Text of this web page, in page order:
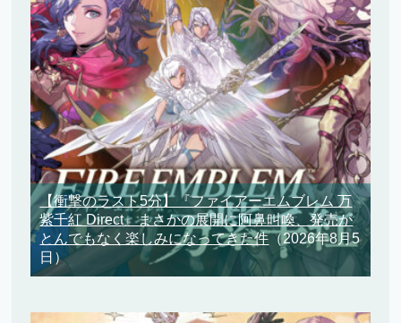
【衝撃のラスト5分】『ファイアーエムブレム 万
紫千紅 Direct』まさかの展開に阿鼻叫喚、発売が
とんでもなく楽しみになってきた件（2026年8月5
日）